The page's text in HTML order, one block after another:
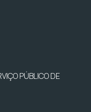
PÚBLICO DE